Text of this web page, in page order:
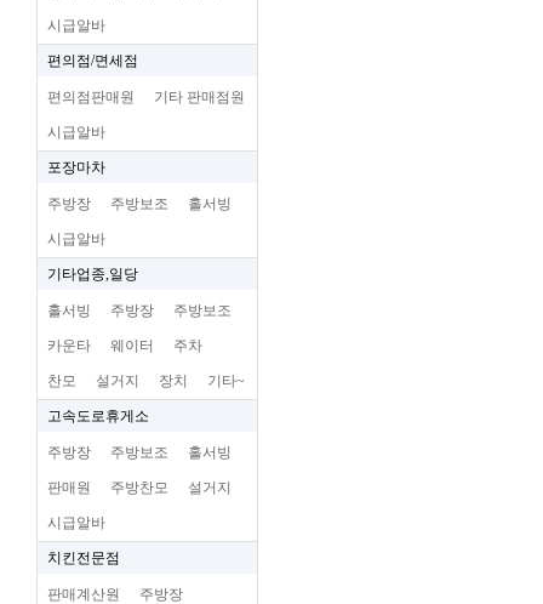
시급알바
편의점/면세점
편의점판매원 기타 판매점원
시급알바
포장마차
주방장 주방보조 홀서빙
시급알바
기타업종,일당
홀서빙 주방장 주방보조
카운타 웨이터 주차
찬모 설거지 장치 기타~
고속도로휴게소
주방장 주방보조 홀서빙
판매원 주방찬모 설거지
시급알바
치킨전문점
판매계산원 주방장